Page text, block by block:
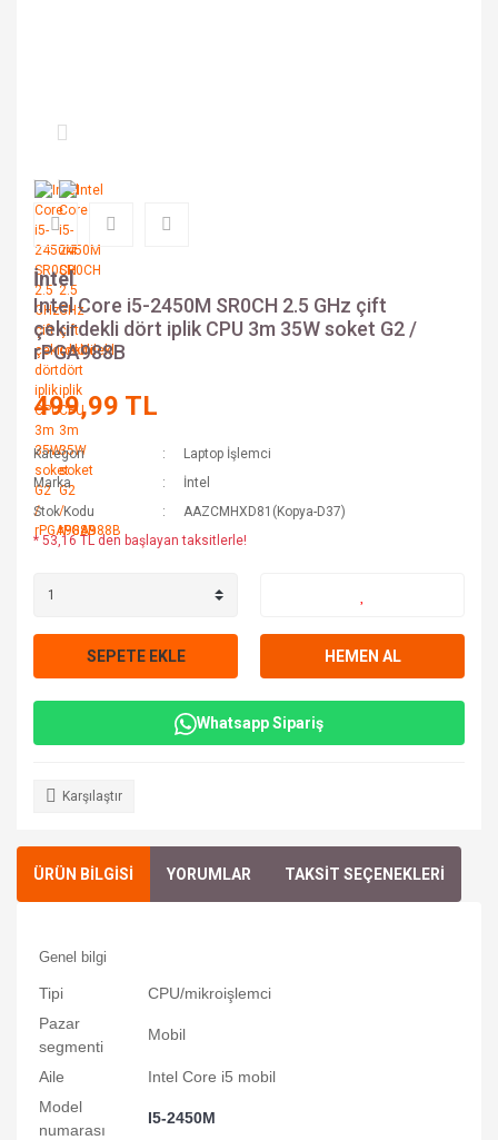
İntel
Intel Core i5-2450M SR0CH 2.5 GHz çift
çekirdekli dört iplik CPU 3m 35W soket G2 /
rPGA988B
499,99 TL
Kategori
Laptop İşlemci
Marka
İntel
Stok Kodu
AAZCMHXD81(Kopya-D37)
* 53,16 TL den başlayan taksitlerle!
SEPETE EKLE HEMEN AL
Whatsapp Sipariş
Karşılaştır
ÜRÜN BİLGİSİ YORUMLAR TAKSİT SEÇENEKLERİ
Genel bilgi
Tipi
CPU/mikroişlemci
Pazar
segmenti
Mobil
Aile
Intel Core i5 mobil
Model
numarası
I5-2450M